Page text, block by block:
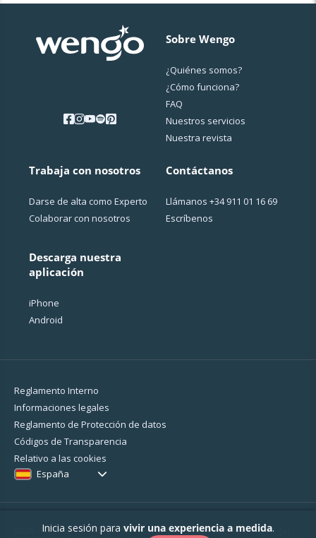
Sobre Wengo
¿Quiénes somos?
¿Cо́mo funciona?
FAQ
Nuestros servicios
Nuestra revista
Trabaja con nosotros
Darse de alta como Experto
Colaborar con nosotros
Descarga nuestra
aplicación
iPhone
Android
Contáctanos
Llámanos +34 911 01 16 69
Escríbenos
Reglamento Interno
Informaciones legales
Reglamento de Protección de datos
Códigos de Transparencia
Relativo a las cookies
España
2026 - MyBestPro - 75 rue d'Amsterdam - 75008 Paris - Mención legal
Inicia sesión para vivir una experiencia a medida.